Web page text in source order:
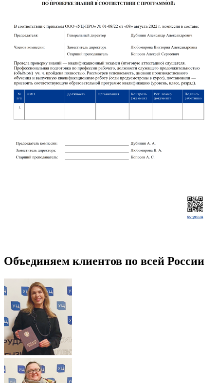
Объединяем клиентов по всей России